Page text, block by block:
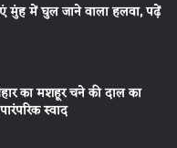
मुंह में घुल जाने वाला हलवा, पढ़ें
का मशहूर चने की दाल का
स्वाद